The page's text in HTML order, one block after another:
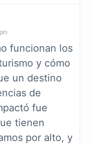
funcionan los
y cómo
un destino
de
fue
tienen
por alto, y